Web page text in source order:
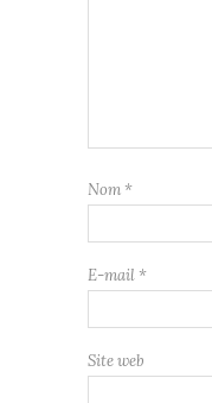
Nom *
E-mail *
Site web